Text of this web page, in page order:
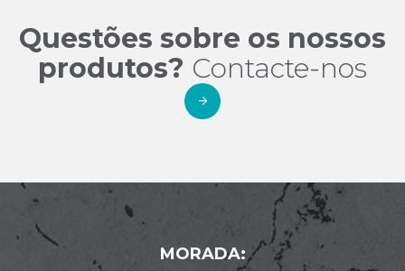
Questões sobre os nossos
produtos? Contacte-nos
MORADA: